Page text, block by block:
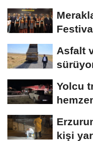
Asfalt
Yolcu
kişi